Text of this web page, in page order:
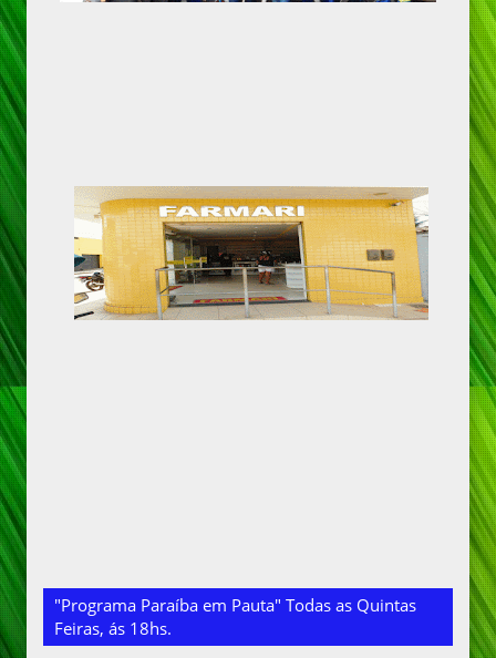
"Programa Paraíba em Pauta" Todas as Quintas
Feiras, ás 18hs.